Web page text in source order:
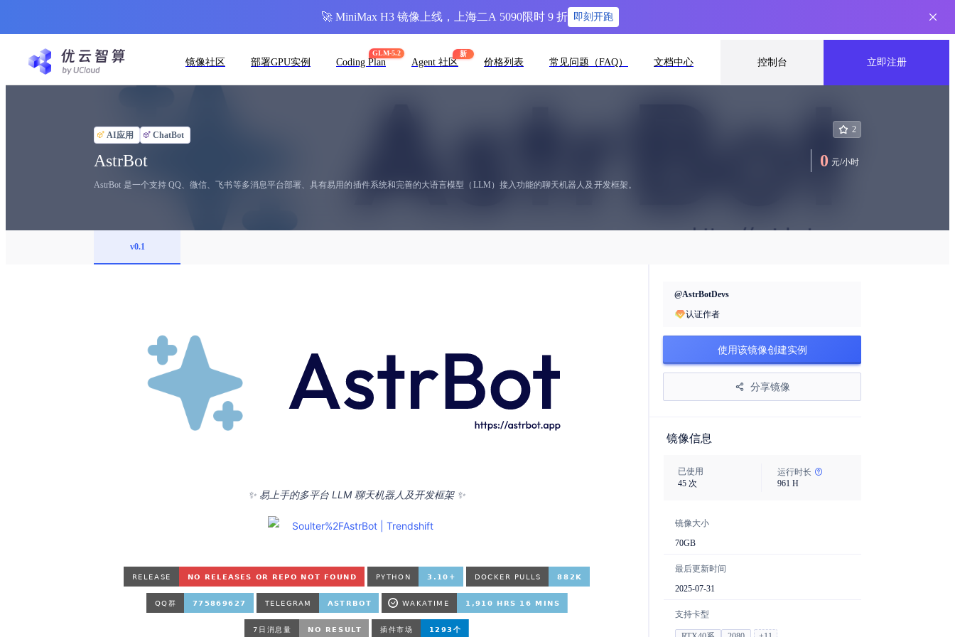
镜像社区 部署GPU实例
GLM-5.2
Coding Plan
新
Agent 社区 价格列表 常见问题（FAQ） 文档中心 控制台 立即注册
AI应用 ChatBot
AstrBot
AstrBot 是一个支持 QQ、微信、飞书等多消息平台部署、具有易用的插件系统和完善的大语言模型（LLM）接入功能的聊天机器人及开发框架。
2
0 元/小时
v0.1
✨ 易上手的多平台 LLM 聊天机器人及开发框架 ✨
@AstrBotDevs
认证作者
使用该镜像创建实例
分享镜像
镜像信息
已使用
45 次
运行时长
961H
镜像大小
70GB
最后更新时间
2025-07-31
支持卡型
🚀 MiniMax H3 镜像上线，上海二A 5090限时 9 折 即刻开跑